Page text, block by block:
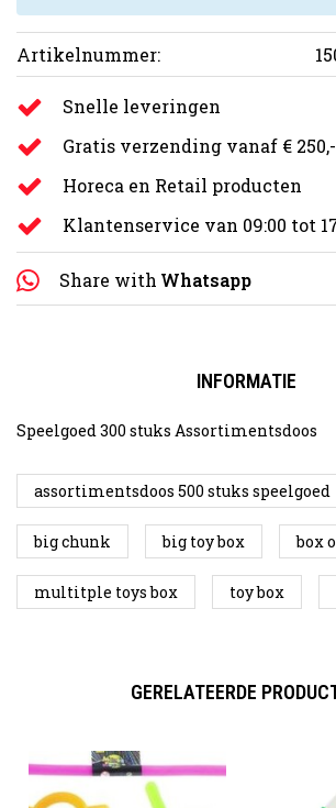
Artikelnummer:
Snelle leveringen
Gratis verzending vanaf €
Horeca en Retail producten
Klantenservice van 09:00 tot
Share with Whatsapp
INFORMATIE
Speelgoed 300 stuks Assortimentsdoos
assortimentsdoos 500 stuks speelgoed
big chunk big toy box box
multitple toys box toy box
GERELATEERDE